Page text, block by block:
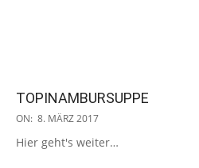
TOPINAMBURSUPPE
2017-
08
ON: 8. MÄRZ 2017
Hier geht's weiter…